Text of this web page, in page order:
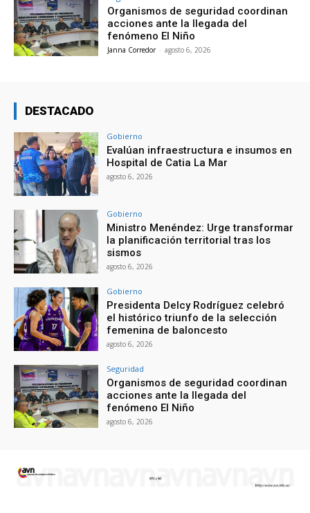
Organismos de seguridad coordinan
acciones ante la llegada del
fenómeno El Niño
Janna Corredor - agosto 6, 2026
DESTACADO
Gobierno
Evalúan infraestructura e insumos en
Hospital de Catia La Mar
agosto 6, 2026
Gobierno
Ministro Menéndez: Urge transformar
la planificación territorial tras los
sismos
agosto 6, 2026
Gobierno
Presidenta Delcy Rodríguez celebró
el histórico triunfo de la selección
femenina de baloncesto
agosto 6, 2026
Seguridad
Organismos de seguridad coordinan
acciones ante la llegada del
fenómeno El Niño
agosto 6, 2026